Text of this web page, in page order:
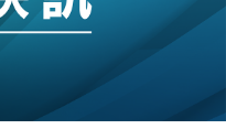
美元 支援Anthropic租用
關稅範圍 14類產品或加徵